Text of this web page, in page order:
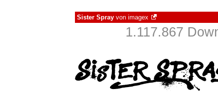
Sister Spray von imagex
1.117.867